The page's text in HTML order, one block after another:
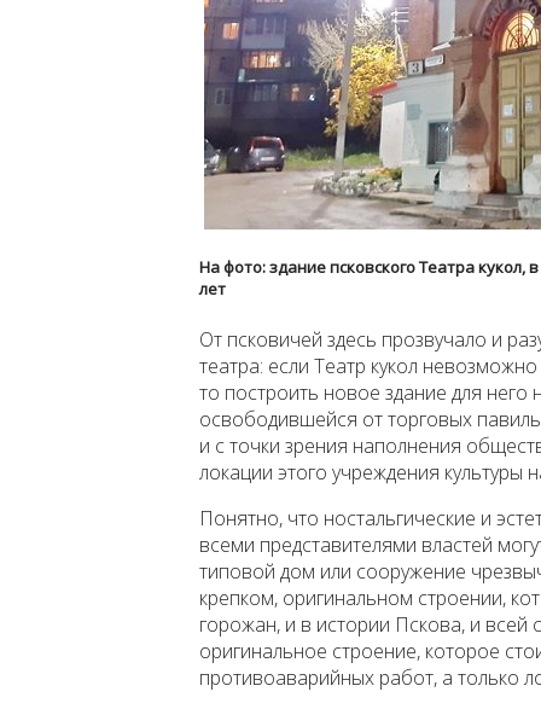
На фото: здание псковского Театра кукол,
лет
От псковичей здесь прозвучало и
театра: если Театр кукол
то построить новое здание для
освободившейся от торговых
и с точки зрения наполнения
локации этого учреждения культуры
Понятно, что ностальгические и
всеми представителями властей
типовой дом или сооружение
крепком, оригинальном строении,
горожан, и в истории Пскова, и
оригинальное строение, которое
противоаварийных работ, а только